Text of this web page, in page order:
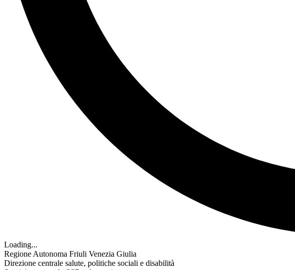
Loading...
Regione Autonoma Friuli Venezia Giulia
Direzione centrale salute, politiche sociali e disabilità